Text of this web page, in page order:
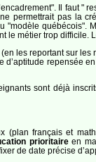
Il faut "
permettrait pas la
québécois".
métier trop difficile.
les reportant sur
repensée
sont déjà
(plan français et
prioritaireen
de date précise